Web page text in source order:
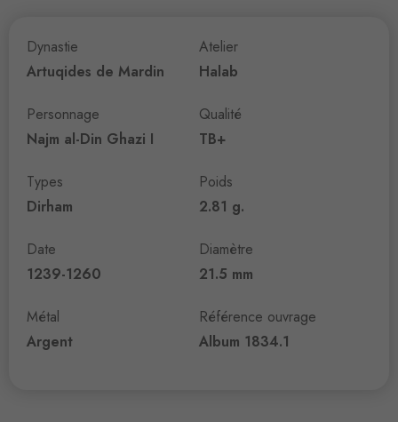
Dynastie
Artuqides de Mardin
Personnage
Najm al-Din Ghazi I
Types
Dirham
Date
1239-1260
Métal
Argent
Atelier
Halab
Qualité
TB+
Poids
2.81 g.
Diamètre
21.5 mm
Référence ouvrage
Album 1834.1